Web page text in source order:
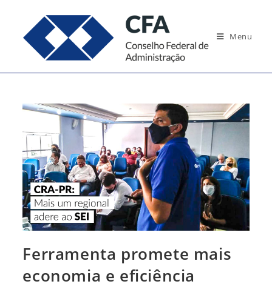
conteúdo
Menu
Ferramenta promete mais
economia e eficiência